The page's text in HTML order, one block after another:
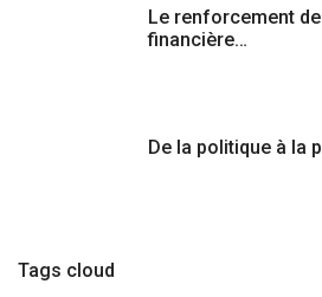
Le renforcement
financière…
De la politique à la
Tags cloud